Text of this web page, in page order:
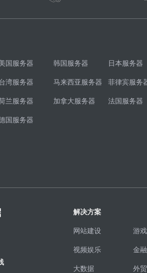
国服务器 韩国服务器 日本服务器
湾服务器 马来西亚服务器 菲律宾服务
兰服务器 加拿大服务器 法国服务器
国服务器
解决方案
网站建设 游
视频娱乐 金
大数据 外